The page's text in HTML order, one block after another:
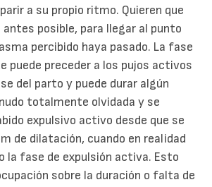
a su propio ritmo. Quieren que
posible, para llegar al punto
percibido haya pasado. La fase
puede preceder a los pujos activos
del parto y puede durar algún
totalmente olvidada y se
expulsivo activo desde que se
de dilatación, cuando en realidad
la fase de expulsión activa. Esto
sobre la duración o falta de